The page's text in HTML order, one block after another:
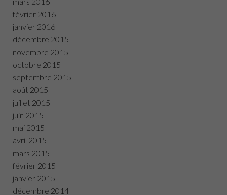
février 2016
janvier 2016
décembre 2015
novembre 2015
octobre 2015
septembre 2015
août 2015
juillet 2015
juin 2015
mai 2015
avril 2015
mars 2015
février 2015
janvier 2015
décembre 2014